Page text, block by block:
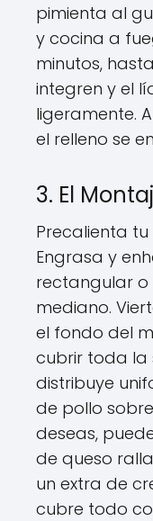
pimienta al
y cocina a
minutos,
integren y el
ligeramente.
el relleno se
3. El
Precalienta tu
Engrasa y
rectangular
mediano.
el fondo del
cubrir toda la
distribuye
de pollo
deseas,
de queso
un extra de
cubre todo